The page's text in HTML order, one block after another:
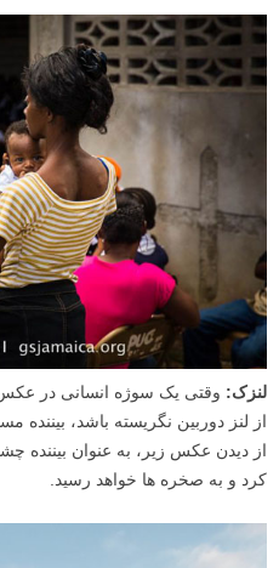
صورت ها و چشم ها
مغز ما طوری طراحی شده که در
کند. اگر یک صورت در عکس شما وجود
بصری بیشتری نسبت به المان ها و
خواهید بیننده بر چیزی غیر از صورت
عکس آن ها را نیاورید. اگر چشم های
مستقیما به طرف بیننده (به سمت
چشم ها نگاه می کنند هدایت می شود.
نگاه می کنند.